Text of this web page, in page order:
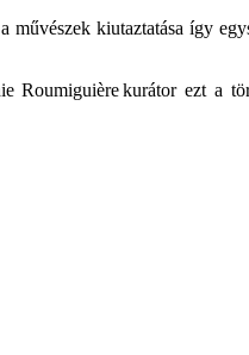
kiutaztatása így
kurátor ezt a